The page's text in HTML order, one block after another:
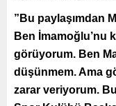
”Bu paylaşımdan
Ben İmamoğlu’nu
görüyorum. Ben
düşünmem. Ama
zarar veriyorum.